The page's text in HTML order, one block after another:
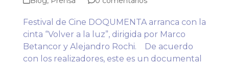
Festival de Cine DOQUMENTA arranca con la
cinta “Volver a la luz”, dirigida por Marco
Betancor y Alejandro Rochi. De acuerdo
con los realizadores, este es un documental